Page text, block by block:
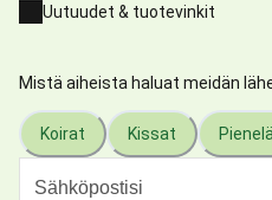
Uutuudet & tuotevinkit
Mistä aiheista haluat meidän
Koirat Kissat